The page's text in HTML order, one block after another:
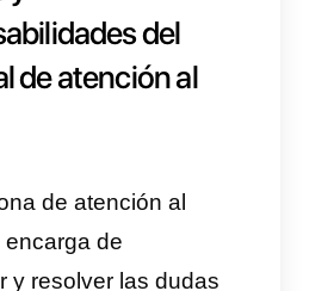
habilidades necesita
el trabajo?
habilidades no son